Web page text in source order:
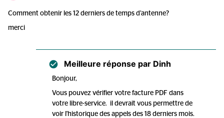
Comment obtenir les 12 derniers de temps d’antenne?
merci
Meilleure réponse par Dinh
Bonjour,
Vous pouvez vérifier votre facture PDF dans
votre libre-service. il devrait vous permettre de
voir l'historique des appels des 18 derniers mois.